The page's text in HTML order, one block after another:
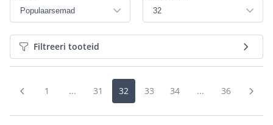
Filtreeri tooteid
1 ... 31 32 33 34 ... 36